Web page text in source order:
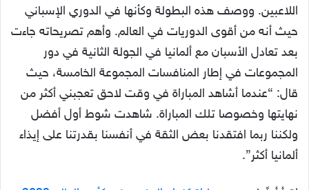
اللاعبين. ووصف هذه البطولة وكأنها في الدوري الإسباني
حيث أنه من أقوى الدوريات في العالم. وأهم تصريحاته جاءت
بعد تعادل الأسبان مع ألمانيا في الجولة الثانية في دور
المجموعات في إطار المنافسات المجموعة الخامسة، حيث
قال: “عندما أشاهد المباراة في وقت لاحق تعجبني أكثر من
نهايتها وخصوصا تلك المباراة. شاهدت شوط أول أفضل
ولكننا ربما افتقدنا بعض الثقة في أنفسنا بقدرتنا على إيذاء
ألمانيا أكثر”.